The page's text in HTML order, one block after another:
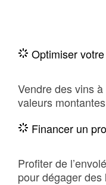
Optimiser
Vendre des vins
valeurs
Financer un
Profiter de
pour dégager des